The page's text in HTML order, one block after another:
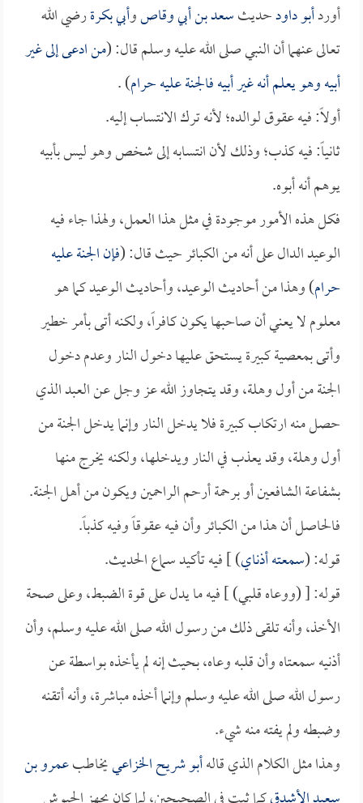
أوردأبو داودحديثسعد بن أبي وقاصوأبي بكرةرضي الله
تعالى عنهما أن النبي صلى الله عليه وسلم قال: (من ادعى إلى غير
أبيه وهو يعلم أنه غير أبيه فالجنة عليه حرام) .
أولاً: فيه عقوق لوالده؛ لأنه ترك الانتساب إليه.
ثانياً: فيه كذب؛ وذلك لأن انتسابه إلى شخص وهو ليس بأبيه
يوهم أنه أبوه.
فكل هذه الأمور موجودة في مثل هذا العمل، ولهذا جاء فيه
الوعيد الدال على أنه من الكبائر حيث قال: (فإن الجنة عليه
حرام) وهذا من أحاديث الوعيد، وأحاديث الوعيد كما هو
معلوم لا يعني أن صاحبها يكون كافراً، ولكنه أتى بأمر خطير
وأتى بمعصية كبيرة يستحق عليها دخول النار وعدم دخول
الجنة من أول وهلة، وقد يتجاوز الله عز وجل عن العبد الذي
حصل منه ارتكاب كبيرة فلا يدخل النار وإنما يدخل الجنة من
أول وهلة، وقد يعذب في النار ويدخلها، ولكنه يخرج منها
بشفاعة الشافعين أو برحمة أرحم الراحمين ويكون من أهل الجنة.
فالحاصل أن هذا من الكبائر وأن فيه عقوقاً وفيه كذباً.
قوله: (سمعته أذناي) ] فيه تأكيد سماع الحديث.
قوله: [ (ووعاه قلبي) ] فيه ما يدل على قوة الضبط، وعلى صحة
الأخذ، وأنه تلقى ذلك من رسول الله صلى الله عليه وسلم، وأن
أذنيه سمعتاه وأن قلبه وعاه، بحيث إنه لم يأخذه بواسطة عن
رسول الله صلى الله عليه وسلم وإنما أخذه مباشرة، وأنه أتقنه
وضبطه ولم يفته منه شيء.
وهذا مثل الكلام الذي قالهأبو شريح الخزاعييخاطبعمرو بن